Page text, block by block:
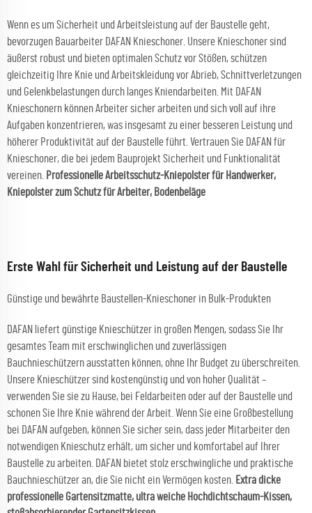
Wenn es um Sicherheit und Arbeitsleistung auf der Baustelle geht,
bevorzugen Bauarbeiter DAFAN Knieschoner. Unsere Knieschoner sind
äußerst robust und bieten optimalen Schutz vor Stößen, schützen
gleichzeitig Ihre Knie und Arbeitskleidung vor Abrieb, Schnittverletzungen
und Gelenkbelastungen durch langes Kniendarbeiten. Mit DAFAN
Knieschonern können Arbeiter sicher arbeiten und sich voll auf ihre
Aufgaben konzentrieren, was insgesamt zu einer besseren Leistung und
höherer Produktivität auf der Baustelle führt. Vertrauen Sie DAFAN für
Knieschoner, die bei jedem Bauprojekt Sicherheit und Funktionalität
vereinen. Professionelle Arbeitsschutz-Kniepolster für Handwerker,
Kniepolster zum Schutz für Arbeiter, Bodenbeläge
Erste Wahl für Sicherheit und Leistung auf der Baustelle
Günstige und bewährte Baustellen-Knieschoner in Bulk-Produkten
DAFAN liefert günstige Knieschützer in großen Mengen, sodass Sie Ihr
gesamtes Team mit erschwinglichen und zuverlässigen
Bauchnieschützern ausstatten können, ohne Ihr Budget zu überschreiten.
Unsere Knieschützer sind kostengünstig und von hoher Qualität –
verwenden Sie sie zu Hause, bei Feldarbeiten oder auf der Baustelle und
schonen Sie Ihre Knie während der Arbeit. Wenn Sie eine Großbestellung
bei DAFAN aufgeben, können Sie sicher sein, dass jeder Mitarbeiter den
notwendigen Knieschutz erhält, um sicher und komfortabel auf Ihrer
Baustelle zu arbeiten. DAFAN bietet stolz erschwingliche und praktische
Bauchnieschützer an, die Sie nicht ein Vermögen kosten. Extra dicke
professionelle Gartensitzmatte, ultra weiche Hochdichtschaum-Kissen,